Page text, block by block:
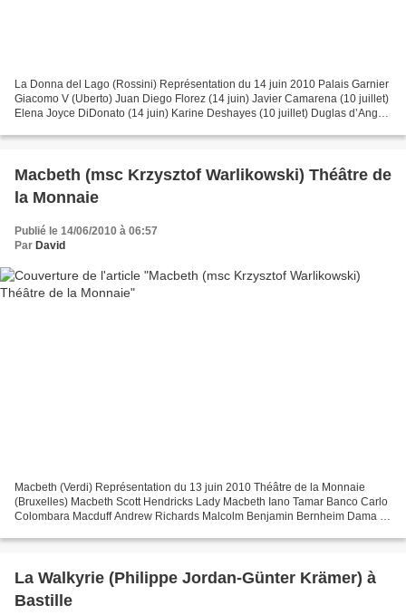
La Donna del Lago (Rossini) Représentation du 14 juin 2010 Palais Garnier
Giacomo V (Uberto) Juan Diego Florez (14 juin) Javier Camarena (10 juillet)
Elena Joyce DiDonato (14 juin) Karine Deshayes (10 juillet) Duglas d’Angus
Macbeth (msc Krzysztof Warlikowski) Théâtre de
la Monnaie
Publié le 14/06/2010 à 06:57
Par David
Macbeth (Verdi) Représentation du 13 juin 2010 Théâtre de la Monnaie
(Bruxelles) Macbeth Scott Hendricks Lady Macbeth Iano Tamar Banco Carlo
Colombara Macduff Andrew Richards Malcolm Benjamin Bernheim Dama di
La Walkyrie (Philippe Jordan-Günter Krämer) à
Bastille